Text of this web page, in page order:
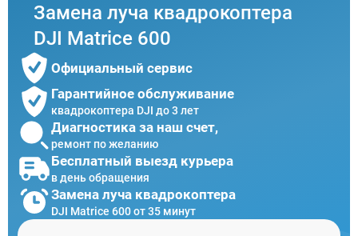
Замена луча квадрокоптера
DJI Matrice 600
Официальный сервис
Гарантийное обслуживание
квадрокоптера DJI до 3 лет
Диагностика за наш счет,
ремонт по желанию
Бесплатный выезд курьера
в день обращения
Замена луча квадрокоптера
DJI Matrice 600 от 35 минут